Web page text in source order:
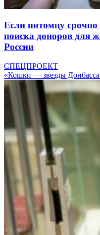
Если питомцу
поиска доноров для
России
СПЕЦПРОЕКТ
«Кошки — звезды